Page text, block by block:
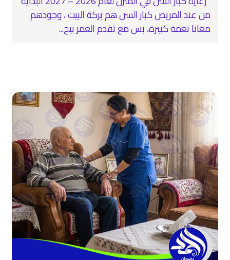
من عند المريض كبار السن هم بركة البيت ، وجودهم
معانا نعمة كبيرة، بس مع تقدم العمر بيح...